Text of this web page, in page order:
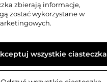
zbierają informacje,
zostać wykorzystane w
wszystkie ciasteczka